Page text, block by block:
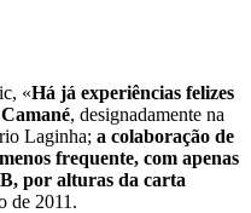
«Há já experiências felizes
, designadamente na
Laginha; a colaboração de
frequente, com apenas
por alturas da carta
de 2011.